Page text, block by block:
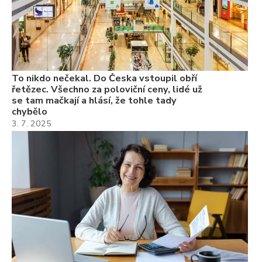
To nikdo nečekal. Do Česka vstoupil obří
řetězec. Všechno za poloviční ceny, lidé už
se tam mačkají a hlásí, že tohle tady
chybělo
3. 7. 2025